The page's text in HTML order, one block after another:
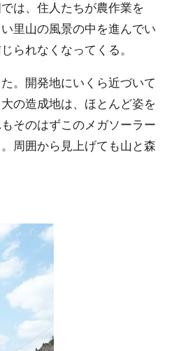
は、住人たちが農作業を
里山の風景の中を進んでい
られなくなってくる。
。開発地にいくら近づいて
の造成地は、ほとんど姿を
そのはずこのメガソーラー
周囲から見上げても山と森